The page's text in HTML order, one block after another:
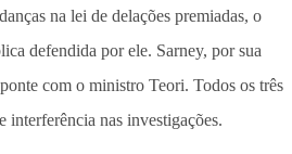
na lei de delações premiadas, o
defendida por ele. Sarney, por sua
com o ministro Teori. Todos os três
interferência nas investigações.